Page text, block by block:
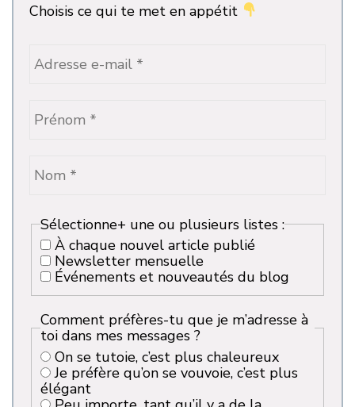
Choisis ce qui te met en appétit
Sélectionne+ une ou plusieurs listes :
À chaque nouvel article publié
Newsletter mensuelle
Événements et nouveautés du blog
Comment préfères-tu que je m’adresse à
toi dans mes messages ?
On se tutoie, c’est plus chaleureux
Je préfère qu’on se vouvoie, c’est plus
élégant